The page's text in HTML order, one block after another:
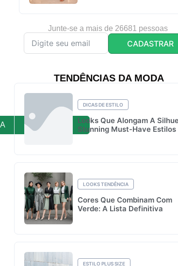
Junte-se a mais de 26681 pessoas
CADASTRAR
TENDÊNCIAS DA MODA
DICAS DE ESTILO
Looks Que Alongam A
Stunning Must-Have Estilos
LOOKS TENDÊNCIA
Cores Que Combinam Com
Verde: A Lista Definitiva
ESTILO PLUS SIZE